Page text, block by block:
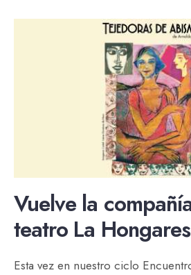
Vuelve la
teatro La
Esta vez en nuestro ciclo